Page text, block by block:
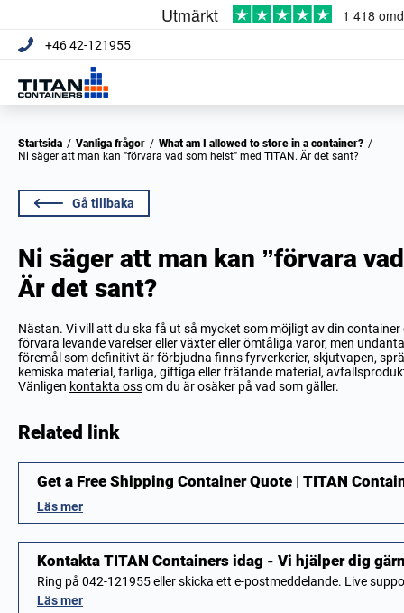
+46 42-121955
Startsida / Vanliga frågor / What am I allowed to store in a container? /
Ni säger att man kan ”förvara vad som helst” med TITAN. Är det sant?
Gå tillbaka
Ni säger att man kan ”förvara
Är det sant?
Nästan. Vi vill att du ska få ut så mycket som möjligt av din
förvara levande varelser eller växter eller ömtåliga varor, men
föremål som definitivt är förbjudna finns fyrverkerier, skjutvapen,
kemiska material, farliga, giftiga eller frätande material,
Vänligen kontakta ossom du är osäker på vad som gäller.
Related link
Get a Free Shipping Container Quote | TITAN
Läs mer
Kontakta TITAN Containers idag - Vi hjälper dig
Ring på 042-121955 eller skicka ett e-postmeddelande. Live
Läs mer